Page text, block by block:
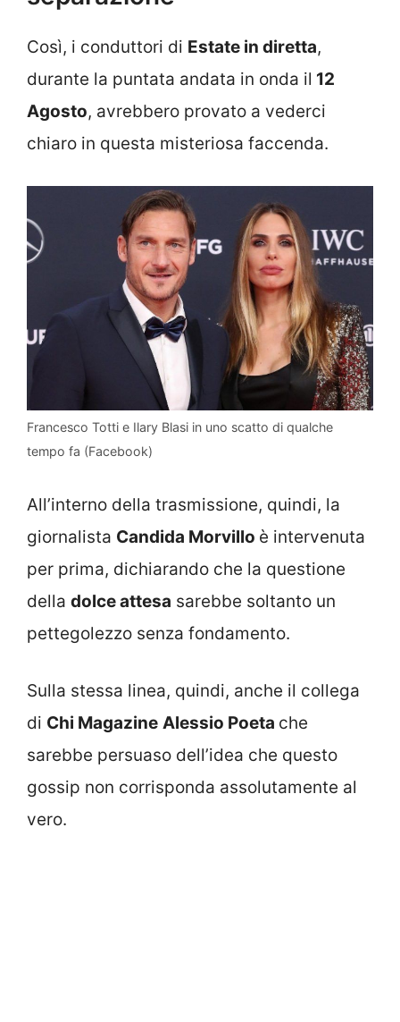
Così, i conduttori di Estate in diretta,
durante la puntata andata in onda il 12
Agosto, avrebbero provato a vederci
chiaro in questa misteriosa faccenda.
Francesco Totti e Ilary Blasi in uno scatto di qualche
tempo fa (Facebook)
All’interno della trasmissione, quindi, la
giornalista Candida Morvillo è intervenuta
per prima, dichiarando che la questione
della dolce attesa sarebbe soltanto un
pettegolezzo senza fondamento.
Sulla stessa linea, quindi, anche il collega
di Chi Magazine Alessio Poeta che
sarebbe persuaso dell’idea che questo
gossip non corrisponda assolutamente al
vero.